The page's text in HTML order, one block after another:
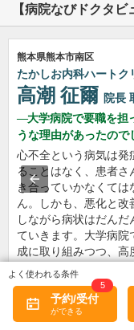
【病院なびドクタ
熊本県熊本市南区
たかしお内科ハートク
高潮 征爾 院長
大学病院で要職を担
うな理由があったので
心不全という病気は発
ることはなく、患者さ
き合っていかなくては
ん。しかも、悪化と改
しながら病状はだんだ
ていきます。大学病院
成に取り組みつつ、
予約/受付
5